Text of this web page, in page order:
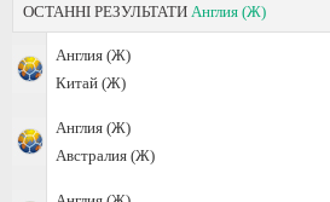
ОСТАННІ РЕЗУЛЬТАТИ Англия (Ж)
Англия (Ж)
Китай (Ж)
Англия (Ж)
Австралия (Ж)